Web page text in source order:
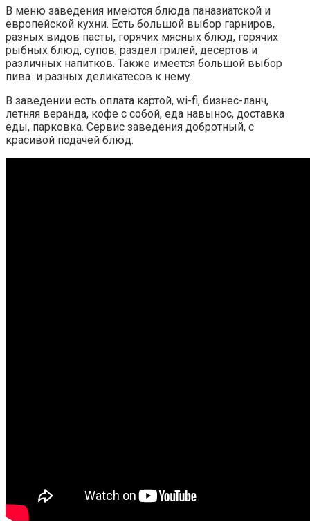
В меню заведения имеются блюда паназиатской и
европейской кухни. Есть большой выбор гарниров,
разных видов пасты, горячих мясных блюд, горячих
рыбных блюд, супов, раздел грилей, десертов и
различных напитков. Также имеется большой выбор
пива и разных деликатесов к нему.
В заведении есть оплата картой, wi-fi, бизнес-ланч,
летняя веранда, кофе с собой, еда навынос, доставка
еды, парковка. Сервис заведения добротный, с
красивой подачей блюд.